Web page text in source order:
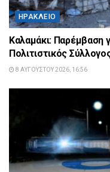
ΗΡΆΚΛΕΙΟ
Καλαμάκι: Παρέμβαση
Πολιτιστικός
8 ΑΥΓΟΎΣΤΟΥ 2026, 16:56